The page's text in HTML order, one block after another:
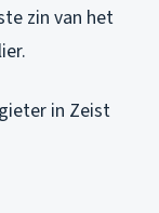
zin van het
in Zeist